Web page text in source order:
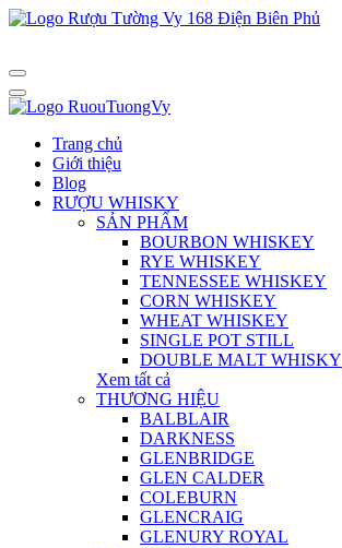
Trang chủ
Giới thiệu
Blog
RƯỢU WHISKY
SẢN PHẨM
BOURBON WHISKEY
RYE WHISKEY
TENNESSEE WHISKEY
CORN WHISKEY
WHEAT WHISKEY
SINGLE POT STILL
DOUBLE MALT WHISKY
Xem tất cả
THƯƠNG HIỆU
BALBLAIR
DARKNESS
GLENBRIDGE
GLEN CALDER
COLEBURN
GLENCRAIG
GLENURY ROYAL